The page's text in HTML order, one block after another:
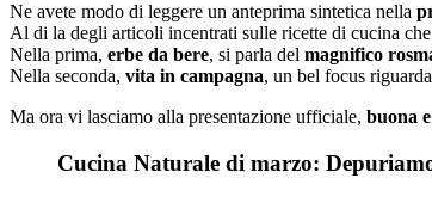
Ne avete modo di leggere un anteprima sintetica nella
Al di la degli articoli incentrati sulle ricette di cucina
Nella prima, erbe da bere, si parla del magnifico
Nella seconda, vita in campagna, un bel focus
Ma ora vi lasciamo alla presentazione ufficiale, buona
Cucina Naturale di marzo: